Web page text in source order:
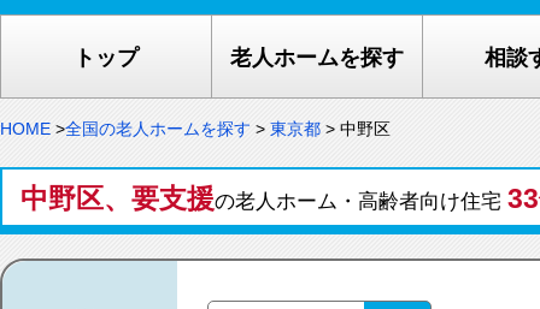
トップ 老人ホームを探す 相談
HOME >全国の老人ホームを探す > 東京都 > 中野区
中野区、要支援の老人ホーム・高齢者向け住宅